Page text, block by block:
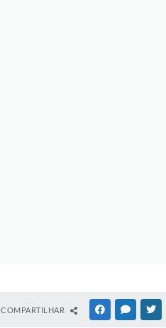
COMPARTILHAR FACEBOOK